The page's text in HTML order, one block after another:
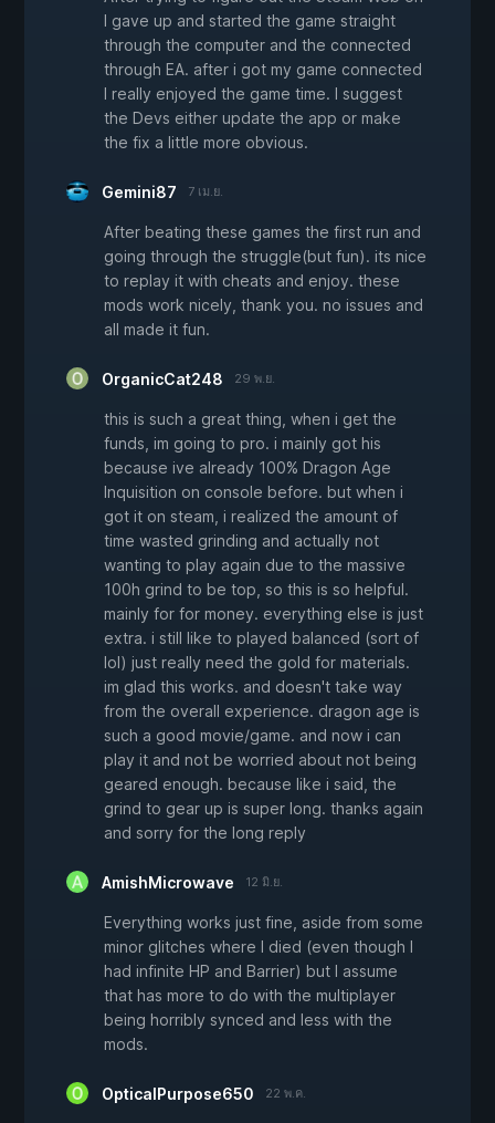
I gave up and started the game straight
through the computer and the connected
through EA. after i got my game connected
I really enjoyed the game time. I suggest
the Devs either update the app or make
the fix a little more obvious.
Gemini87 7 เม.ย.
After beating these games the first run and
going through the struggle(but fun). its nice
to replay it with cheats and enjoy. these
mods work nicely, thank you. no issues and
all made it fun.
OrganicCat248 29 พ.ย.
this is such a great thing, when i get the
funds, im going to pro. i mainly got his
because ive already 100% Dragon Age
Inquisition on console before. but when i
got it on steam, i realized the amount of
time wasted grinding and actually not
wanting to play again due to the massive
100h grind to be top, so this is so helpful.
mainly for for money. everything else is just
extra. i still like to played balanced (sort of
lol) just really need the gold for materials.
im glad this works. and doesn't take way
from the overall experience. dragon age is
such a good movie/game. and now i can
play it and not be worried about not being
geared enough. because like i said, the
grind to gear up is super long. thanks again
and sorry for the long reply
AmishMicrowave 12 มิ.ย.
Everything works just fine, aside from some
minor glitches where I died (even though I
had infinite HP and Barrier) but I assume
that has more to do with the multiplayer
being horribly synced and less with the
mods.
OpticalPurpose650 22 พ.ค.